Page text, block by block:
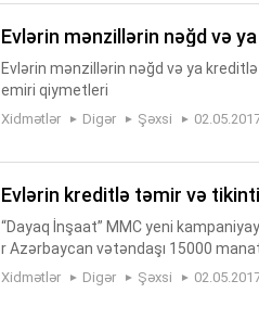
evlərin mənzillərin nəğd və
Evlərin mənzillərin nəğd və ya
emiri qiymetleri
Xidmətlər Digər Şəxsi
evlərin kreditlə təmir və
“Dayaq İnşaat” MMC yeni
r Azərbaycan vətəndaşı 15000
4/36 ay müddətinə qədər mənzil əldə
Xidmətlər Digər Şəxsi